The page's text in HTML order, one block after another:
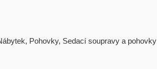
, Pohovky, Sedací soupravy a pohovky